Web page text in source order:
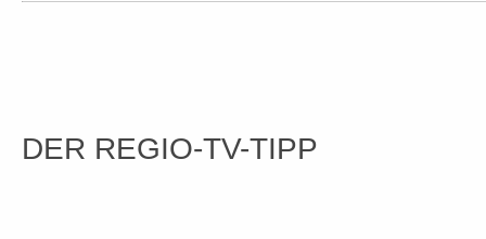
DER REGIO-TV-TIPP